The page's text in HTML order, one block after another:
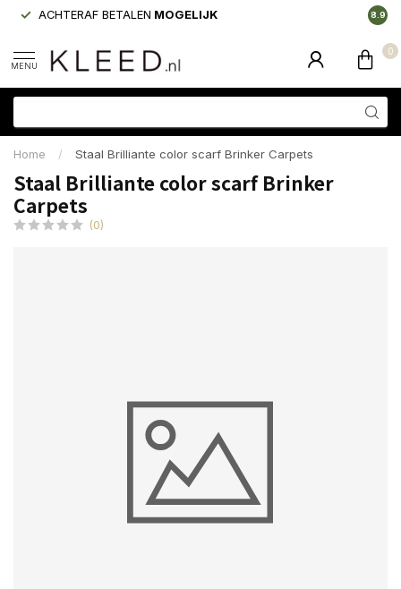
ACHTERAF BETALEN MOGELIJK 8.9
MENU
0
Home / Staal Brilliante color scarf Brinker Carpets
Staal Brilliante color scarf Brinker
Carpets
(0)